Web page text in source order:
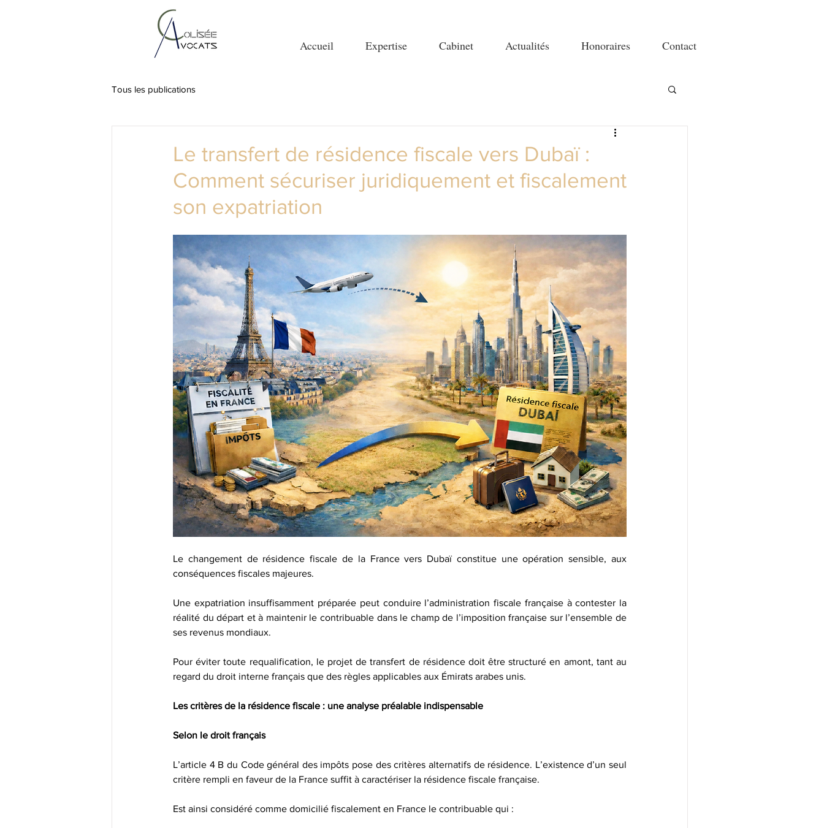
Accueil Expertise Cabinet Actualités Honoraires Contact
Tous les publications
Le transfert de résidence fiscale vers Dubaï :
Comment sécuriser juridiquement et fiscalement
son expatriation
Le changement de résidence fiscale de la France vers Dubaï constitue une opération sensible, aux
conséquences fiscales majeures.
Une expatriation insuffisamment préparée peut conduire l’administration fiscale française à contester la
réalité du départ et à maintenir le contribuable dans le champ de l’imposition française sur l’ensemble de
ses revenus mondiaux.
Pour éviter toute requalification, le projet de transfert de résidence doit être structuré en amont, tant au
regard du droit interne français que des règles applicables aux Émirats arabes unis.
Les critères de la résidence fiscale : une analyse préalable indispensable
Selon le droit français
L’article 4 B du Code général des impôts pose des critères alternatifs de résidence. L’existence d’un seul
critère rempli en faveur de la France suffit à caractériser la résidence fiscale française.
Est ainsi considéré comme domicilié fiscalement en France le contribuable qui :